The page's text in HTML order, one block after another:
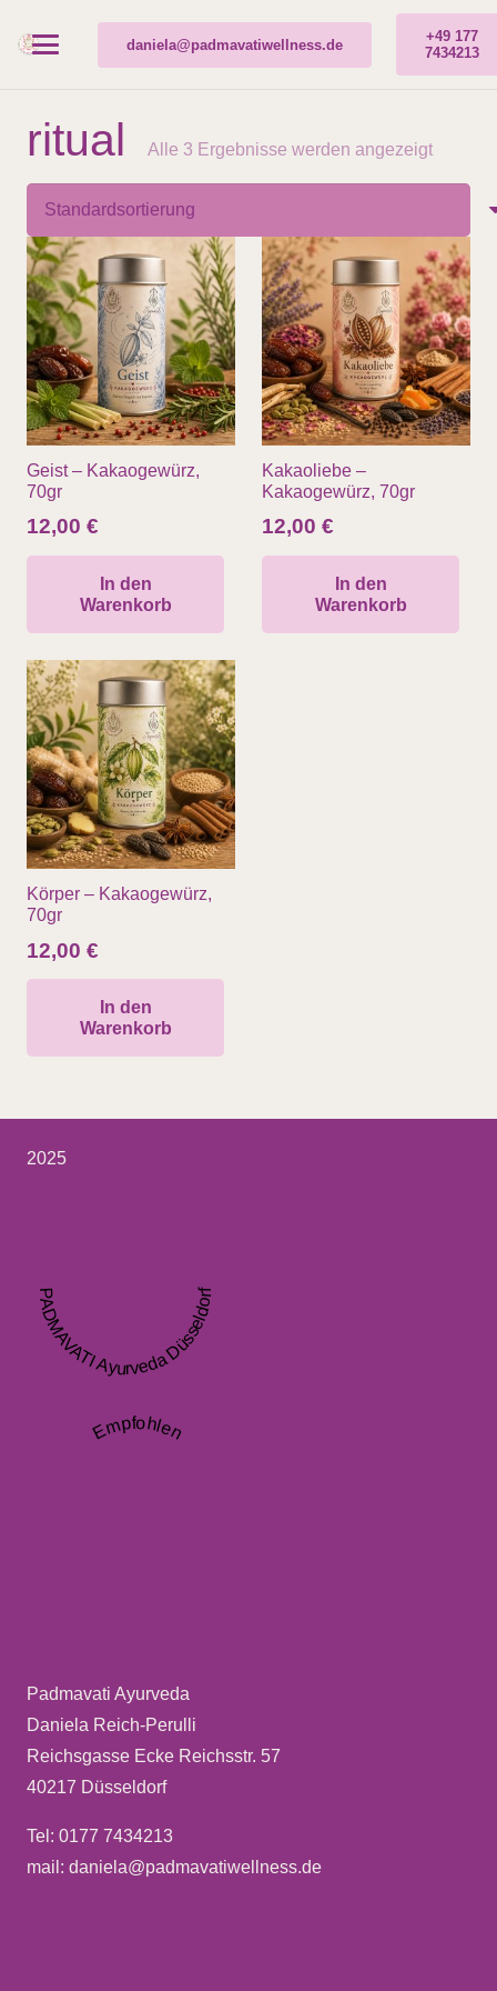
daniela@padmavatiwellness.de
+49 177
7434213
ritual Alle 3 Ergebnisse werden angezeigt
Geist – Kakaogewürz,
70gr
12,00 €
In den
Warenkorb
Kakaoliebe –
Kakaogewürz, 70gr
12,00 €
In den
Warenkorb
Körper – Kakaogewürz,
70gr
12,00 €
In den
Warenkorb
2025
PADMAVATI Ayurveda Düsseldorf
Empfohlen
Padmavati Ayurveda
Daniela Reich-Perulli
Reichsgasse Ecke Reichsstr. 57
40217 Düsseldorf
Tel: 0177 7434213
mail: daniela@padmavatiwellness.de